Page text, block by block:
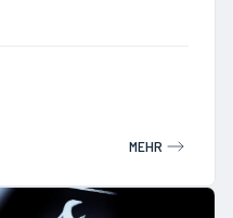
MEHR